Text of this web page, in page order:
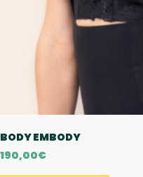
BODY EMBODY
190,00€